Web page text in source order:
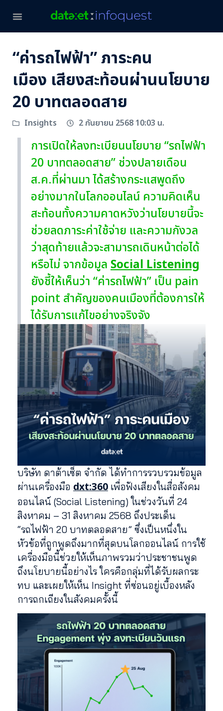
“ค่ารถไฟฟ้า” ภาระคน
เมือง เสียงสะท้อนผ่านนโยบาย
20 บาทตลอดสาย
Insights 2 กันยายน 2568 10:03 น.
การเปิดให้ลงทะเบียนนโยบาย “รถไฟฟ้า
20 บาทตลอดสาย” ช่วงปลายเดือน
ส.ค.ที่ผ่านมา ได้สร้างกระแสพูดถึง
อย่างมากในโลกออนไลน์ ความคิดเห็น
สะท้อนทั้งความคาดหวังว่านโยบายนี้จะ
ช่วยลดภาระค่าใช้จ่าย และความกังวล
ว่าสุดท้ายแล้วจะสามารถเดินหน้าต่อได้
หรือไม่ จากข้อมูล Social Listening
ยังชี้ให้เห็นว่า “ค่ารถไฟฟ้า” เป็น pain
point สำคัญของคนเมืองที่ต้องการให้
ได้รับการแก้ไขอย่างจริงจัง
บริษัท ดาต้าเซ็ต จำกัด ได้ทำการรวบรวมข้อมูล
ผ่านเครื่องมือ dxt:360 เพื่อฟังเสียงในสื่อสังคม
ออนไลน์ (Social Listening) ในช่วงวันที่ 24
สิงหาคม – 31 สิงหาคม 2568 ถึงประเด็น
“รถไฟฟ้า 20 บาทตลอดสาย” ซึ่งเป็นหนึ่งใน
หัวข้อที่ถูกพูดถึงมากที่สุดบนโลกออนไลน์ การใช้
เครื่องมือนี้ช่วยให้เห็นภาพรวมว่าประชาชนพูด
ถึงนโยบายนี้อย่างไร ใครคือกลุ่มที่ได้รับผลกระ
ทบ และเผยให้เห็น Insight ที่ซ่อนอยู่เบื้องหลัง
การถกเถียงในสังคมครั้งนี้